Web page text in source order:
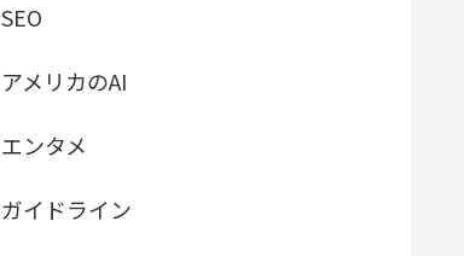
SEO
アメリカのAI
エンタメ
ガイドライン